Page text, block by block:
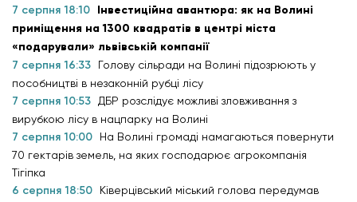
7 серпня 18:10 Інвестиційна авантюра: як на Волині
приміщення на 1300 квадратів в центрі міста
«подарували» львівській компанії
7 серпня 16:33
Голову сільради на Волині підозрюють у
пособництві в незаконній рубці лісу
7 серпня 10:53
ДБР розслідує можливі зловживання з
вирубкою лісу в нацпарку на Волині
7 серпня 10:00
На Волині громаді намагаються повернути
70 гектарів земель, на яких господарює агрокомпанія
Тігіпка
6 серпня 18:50
Ківерцівський міський голова передумав